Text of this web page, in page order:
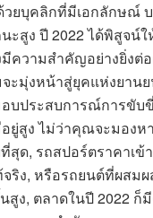
วยบุคลิกที่มีเอกลักษณ์
ะสูง ปี 2022 ได้พิสูจน์
มีความสำคัญอย่างยิ่งต่
ะมุ่งหน้าสู่ยุคแห่งยาน
บประสบการณ์การขับ
ยู่สูง ไม่ว่าคุณจะมองห
สุด, รถสปอร์ตราคาเข้
ริง, หรือรถยนต์ที่ผสม
สูง, ตลาดในปี 2022 ก็